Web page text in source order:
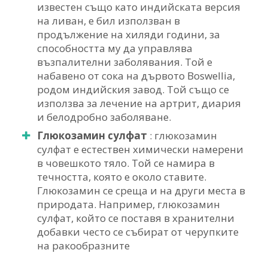
известен също като индийската версия
на ливан, е бил използван в
продължение на хиляди години, за
способността му да управлява
възпалителни заболявания. Той е
набавено от сока на дървото Boswellia,
родом индийския завод. Той също се
използва за лечение на артрит, диария
и белодробно заболяване.
Глюкозамин сулфат : глюкозамин
сулфат е естествен химически намерени
в човешкото тяло. Той се намира в
течността, която е около ставите.
Глюкозамин се среща и на други места в
природата. Например, глюкозамин
сулфат, който се поставя в хранителни
добавки често се събират от черупките
на ракообразните